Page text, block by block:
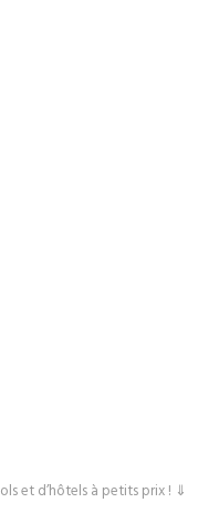
et d’hôtels à petits prix ! ⇓